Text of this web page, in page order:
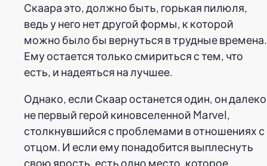
Скаара это, должно быть, горькая пилюля,
ведь у него нет другой формы, к которой
можно было бы вернуться в трудные времена.
Ему остается только смириться с тем, что
есть, и надеяться на лучшее.
Однако, если Скаар останется один, он далеко
не первый герой киновселенной Marvel,
столкнувшийся с проблемами в отношениях с
отцом. И если ему понадобится выплеснуть
свою ярость, есть одно место, которое